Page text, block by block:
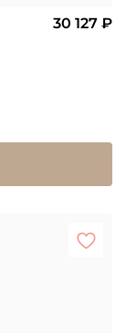
30 127 ₽